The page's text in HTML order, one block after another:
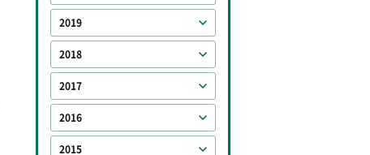
2019
2018
2017
2016
2015